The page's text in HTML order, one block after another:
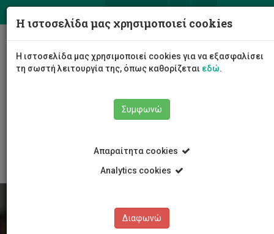
Η ιστοσελίδα μας χρησιμοποιεί cookies
Η ιστοσελίδα μας χρησιμοποιεί cookies για να εξασφαλίσει
τη σωστή λειτουργία της, όπως καθορίζεται εδώ.
Συμφωνώ
Απαραίτητα cookies
Analytics cookies
Διαφωνώ